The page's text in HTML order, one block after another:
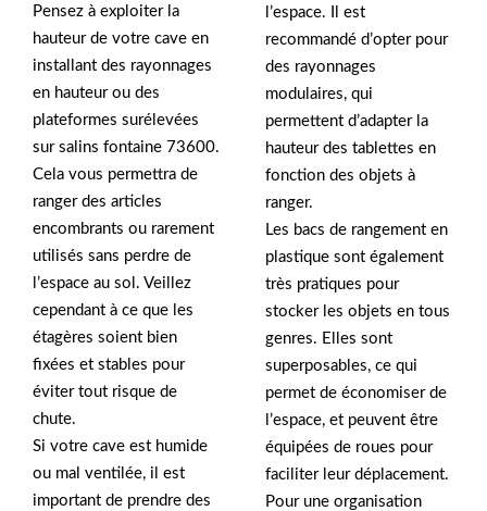
Pensez à exploiter la
hauteur de votre cave en
installant des rayonnages
en hauteur ou des
plateformes surélevées
sur salins fontaine 73600.
Cela vous permettra de
ranger des articles
encombrants ou rarement
utilisés sans perdre de
l’espace au sol. Veillez
cependant à ce que les
étagères soient bien
fixées et stables pour
éviter tout risque de
chute.
Si votre cave est humide
ou mal ventilée, il est
important de prendre des
l’espace. Il est
recommandé d’opter pour
des rayonnages
modulaires, qui
permettent d’adapter la
hauteur des tablettes en
fonction des objets à
ranger.
Les bacs de rangement en
plastique sont également
très pratiques pour
stocker les objets en tous
genres. Elles sont
superposables, ce qui
permet de économiser de
l’espace, et peuvent être
équipées de roues pour
faciliter leur déplacement.
Pour une organisation